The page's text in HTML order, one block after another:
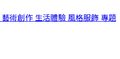
藝術創作 生活體驗 風格服飾 專題